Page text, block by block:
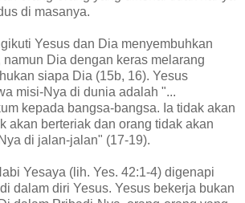
di masanya.
Yesus dan Dia menyembuhkan
Dia dengan keras melarang
siapa Dia (15b, 16). Yesus
misi-Nya di dunia adalah "...
kepada bangsa-bangsa. Ia tidak akan
akan berteriak dan orang tidak akan
di jalan-jalan" (17-19).
Yesaya (lih. Yes. 42:1-4) digenapi
dalam diri Yesus. Yesus bekerja bukan